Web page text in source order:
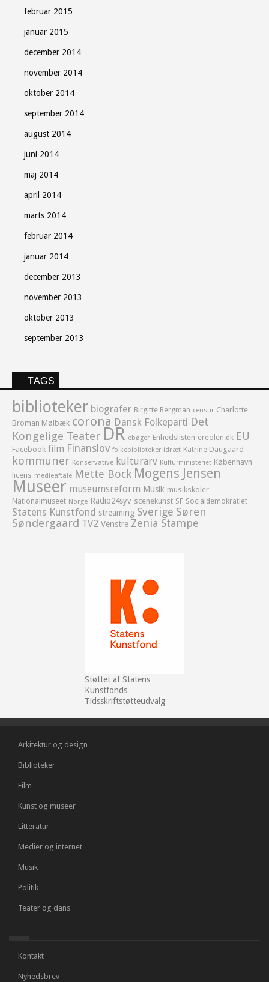
februar 2015
januar 2015
december 2014
november 2014
oktober 2014
september 2014
august 2014
juni 2014
maj 2014
april 2014
marts 2014
februar 2014
januar 2014
december 2013
november 2013
oktober 2013
september 2013
TAGS
biblioteker biografer Birgitte Bergman censur Charlotte
Broman Mølbæk corona Dansk Folkeparti Det
Kongelige Teater DR ebøger Enhedslisten ereolen.dk EU
Facebook film Finanslov folkebiblioteker idræt Katrine Daugaard
kommuner Konservative kulturarv Kulturministeriet København
licens medieaftale Mette Bock Mogens Jensen
Museer museumsreform Musik musikskoler
Nationalmuseet Norge Radio24syv scenekunst SF Socialdemokratiet
Statens Kunstfond streaming Sverige Søren
Søndergaard TV2 Venstre Zenia Stampe
Støttet af Statens
Kunstfonds
Tidsskriftstøtteudvalg
Arkitektur og design
Biblioteker
Film
Kunst og museer
Litteratur
Medier og internet
Musik
Politik
Teater og dans
Kontakt
Nyhedsbrev